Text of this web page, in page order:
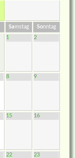
Samstag Sonntag
1
2
8 9
15 16
22 23